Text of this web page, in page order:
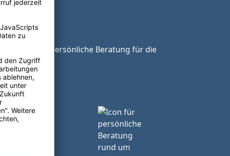
unsere persönliche Beratung für die